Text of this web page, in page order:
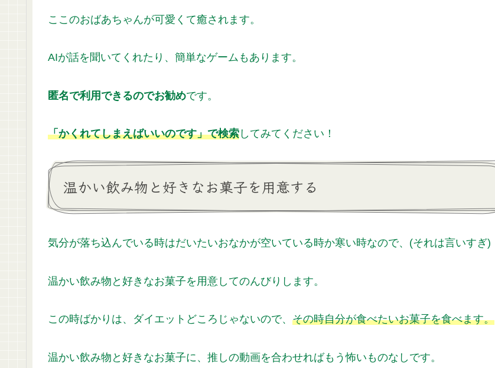
ここのおばあちゃんが可愛くて癒されます。
AIが話を聞いてくれたり、簡単なゲームもあります。
匿名で利用できるのでお勧めです。
「かくれてしまえばいいのです」で検索 してみてください！
温かい飲み物と好きなお菓子を用意する
気分が落ち込んでいる時はだいたいおなかが空いている時か寒い時なので、(それは言いすぎ)
温かい飲み物と好きなお菓子を用意してのんびりします。
この時ばかりは、ダイエットどころじゃないので、 その時自分が食べたいお菓子を食べます。
温かい飲み物と好きなお菓子に、推しの動画を合わせればもう怖いものなしです。